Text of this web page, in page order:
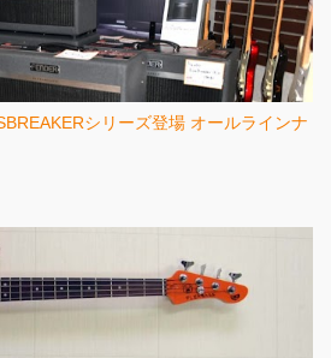
シリーズ登場 オールラインナ